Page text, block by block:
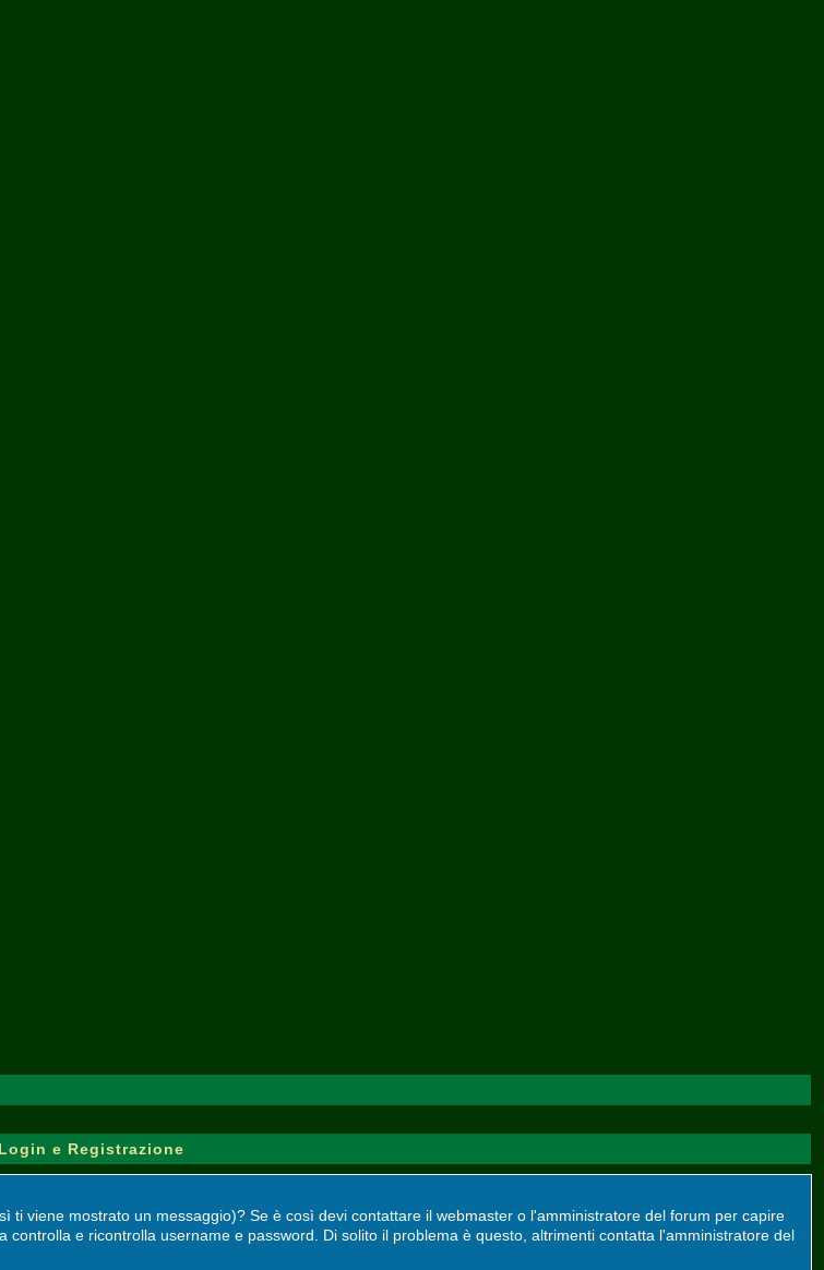
Login e Registrazione
viene mostrato un messaggio)? Se è così devi contattare il webmaster o l'amministratore del forum per capire
e ricontrolla username e password. Di solito il problema è questo, altrimenti contatta l'amministratore del